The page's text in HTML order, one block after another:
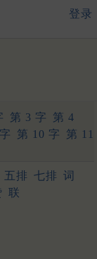
登录
第 3 字
第 4
第 10 字
第 11
五排 七排 词
联